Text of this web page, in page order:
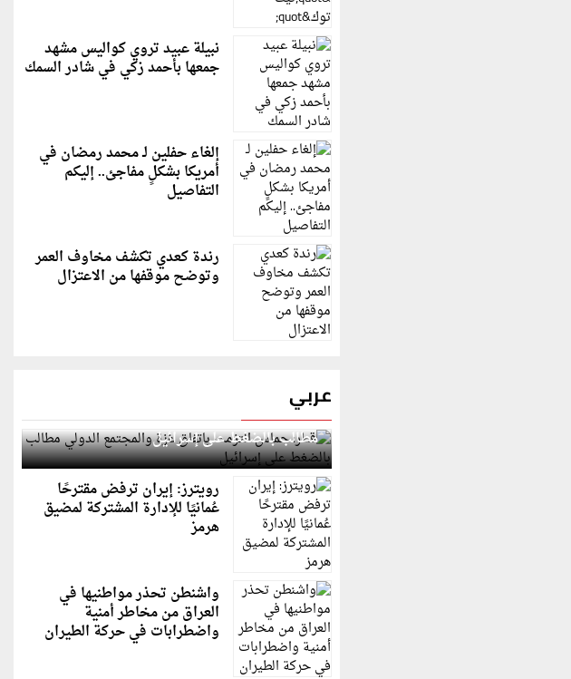
نبيلة عبيد تروي كواليس مشهد
جمعها بأحمد زكي في شادر السمك
إلغاء حفلين لـ محمد رمضان في
أمريكا بشكلٍ مفاجئ.. إليكم
التفاصيل
رندة كعدي تكشف مخاوف العمر
وتوضح موقفها من الاعتزال
عربي
قطر: حماس التزمت باتفاق غزة والمجتمع الدولي
مطالب بالضغط على إسرائيل
رويترز: إيران ترفض مقترحًا
عُمانيًا للإدارة المشتركة لمضيق
هرمز
واشنطن تحذر مواطنيها في
العراق من مخاطر أمنية
واضطرابات في حركة الطيران